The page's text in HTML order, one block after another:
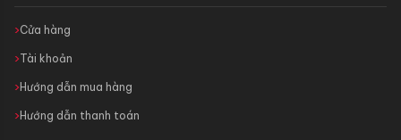
Cửa hàng
Tài khoản
Hướng dẫn mua hàng
Hướng dẫn thanh toán